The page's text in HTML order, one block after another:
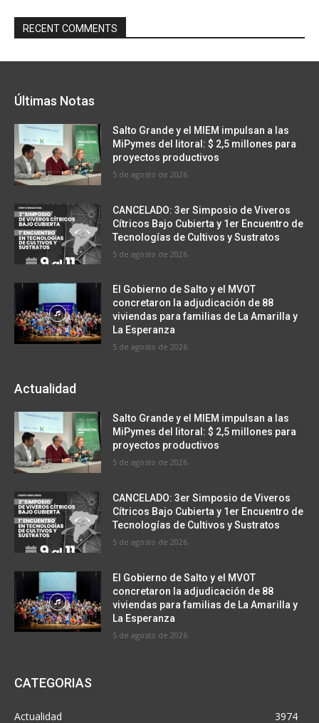
RECENT COMMENTS
Últimas Notas
Salto Grande y el MIEM impulsan a las
MiPymes del litoral: $ 2,5 millones para
proyectos productivos
5 de agosto de 2026
CANCELADO: 3er Simposio de Viveros
Cítricos Bajo Cubierta y 1er Encuentro de
Tecnologías de Cultivos y Sustratos
5 de agosto de 2026
El Gobierno de Salto y el MVOT
concretaron la adjudicación de 88
viviendas para familias de La Amarilla y
La Esperanza
5 de agosto de 2026
Actualidad
Salto Grande y el MIEM impulsan a las
MiPymes del litoral: $ 2,5 millones para
proyectos productivos
5 de agosto de 2026
CANCELADO: 3er Simposio de Viveros
Cítricos Bajo Cubierta y 1er Encuentro de
Tecnologías de Cultivos y Sustratos
5 de agosto de 2026
El Gobierno de Salto y el MVOT
concretaron la adjudicación de 88
viviendas para familias de La Amarilla y
La Esperanza
5 de agosto de 2026
CATEGORIAS
Actualidad 3974